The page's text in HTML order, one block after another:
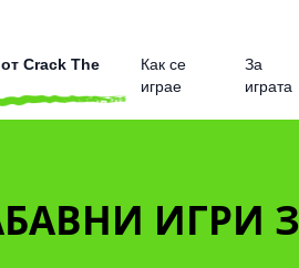
Crack The
Как се
играе
За
играта
ИГРИ